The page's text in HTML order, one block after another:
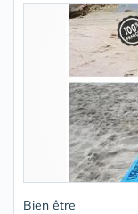
Bien être